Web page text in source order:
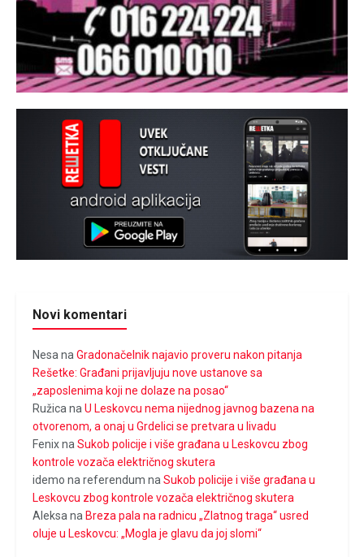
Novi komentari
NesanaGradonačelnik najavio proveru nakon pitanja
Rešetke: Građani prijavljuju nove ustanove sa
„zaposlenima koji ne dolaze na posao“
RužicanaU Leskovcu nema nijednog javnog bazena na
otvorenom, a onaj u Grdelici se pretvara u livadu
FenixnaSukob policije i više građana u Leskovcu zbog
kontrole vozača električnog skutera
idemo na referendum naSukob policije i više građana u
Leskovcu zbog kontrole vozača električnog skutera
Aleksana Breza pala na radnicu „Zlatnog traga“ usred
oluje u Leskovcu: „Mogla je glavu da joj slomi“